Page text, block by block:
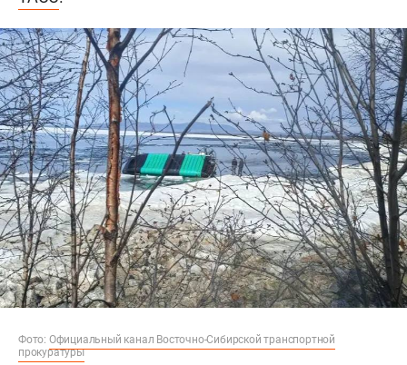
Фото: Официальный канал Восточно-Сибирской транспортной
прокуратуры